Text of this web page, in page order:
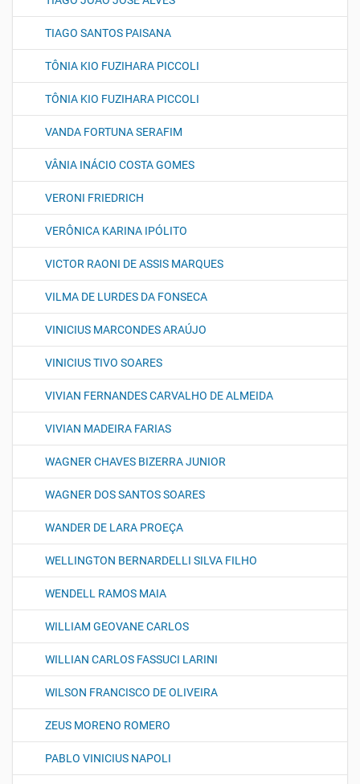
TIAGO SANTOS PAISANA
TÔNIA KIO FUZIHARA PICCOLI
TÔNIA KIO FUZIHARA PICCOLI
VANDA FORTUNA SERAFIM
VÂNIA INÁCIO COSTA GOMES
VERONI FRIEDRICH
VERÔNICA KARINA IPÓLITO
VICTOR RAONI DE ASSIS MARQUES
VILMA DE LURDES DA FONSECA
VINICIUS MARCONDES ARAÚJO
VINICIUS TIVO SOARES
VIVIAN FERNANDES CARVALHO DE ALMEIDA
VIVIAN MADEIRA FARIAS
WAGNER CHAVES BIZERRA JUNIOR
WAGNER DOS SANTOS SOARES
WANDER DE LARA PROEÇA
WELLINGTON BERNARDELLI SILVA FILHO
WENDELL RAMOS MAIA
WILLIAM GEOVANE CARLOS
WILLIAN CARLOS FASSUCI LARINI
WILSON FRANCISCO DE OLIVEIRA
ZEUS MORENO ROMERO
PABLO VINICIUS NAPOLI